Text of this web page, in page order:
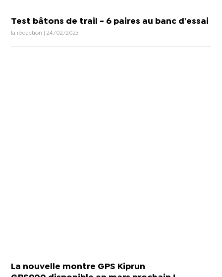
Test bâtons de trail - 6 paires au banc d'essai
la rédaction | 24/02/2023
La nouvelle montre GPS Kiprun